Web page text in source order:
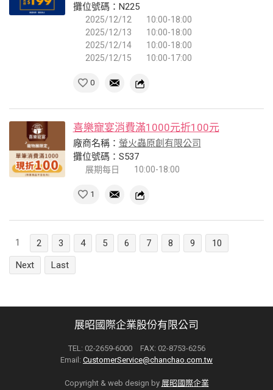
攤位號碼：N225
2025/12/12
10:00-18:00
2025/12/13
10:00-18:00
2025/12/14
10:00-18:00
2025/12/15
10:00-17:00
0
喜樂寵宴消費滿1000元折100元
廠商名稱： 螢火蟲原創有限公司
攤位號碼：S537
展期每日 10:00-18:00
1
1 2 3 4 5 6 7 8 9
10
Next
Last
展昭國際企業股份有限公司
TEL: 02-2659-6000 FAX: 02-8753-6256
Email: CustomerService@chanchao.com.tw
Copyright & web design by 展昭國際企業